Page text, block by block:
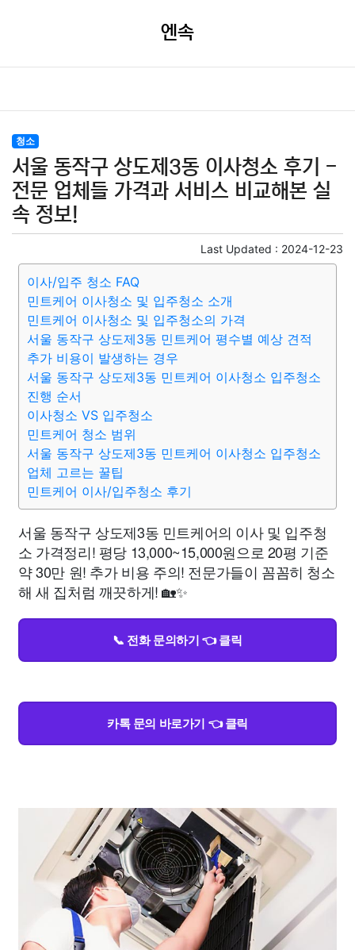
엔속
청소
서울 동작구 상도제3동 이사청소 후기 -
전문 업체들 가격과 서비스 비교해본 실
속 정보!
Last Updated : 2024-12-23
이사/입주 청소 FAQ
민트케어 이사청소 및 입주청소 소개
민트케어 이사청소 및 입주청소의 가격
서울 동작구 상도제3동 민트케어 평수별 예상 견적
추가 비용이 발생하는 경우
서울 동작구 상도제3동 민트케어 이사청소 입주청소
진행 순서
이사청소 VS 입주청소
민트케어 청소 범위
서울 동작구 상도제3동 민트케어 이사청소 입주청소
업체 고르는 꿀팁
민트케어 이사/입주청소 후기
서울 동작구 상도제3동 민트케어의 이사 및 입주청
소 가격정리! 평당 13,000~15,000원으로 20평 기준
약 30만 원! 추가 비용 주의! 전문가들이 꼼꼼히 청소
해 새 집처럼 깨끗하게! 🏡✨
📞 전화 문의하기 👈 클릭
카톡 문의 바로가기 👈 클릭